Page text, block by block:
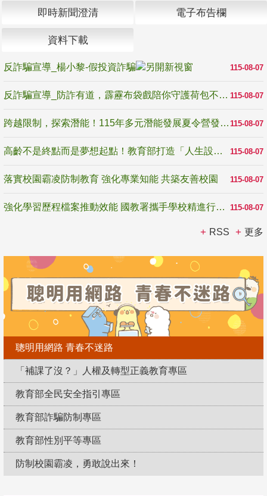
即時新聞澄清 電子布告欄
資料下載
115-08-07
反詐騙宣導_楊小黎-假投資詐騙
115-08-07
反詐騙宣導_防詐有道，霹靂布袋戲陪你守護荷包不受騙
115-08-07
跨越限制，探索潛能！115年多元潛能發展夏令營發掘生命無限可能
115-08-07
高齡不是終點而是夢想起點！教育部打造「人生設計夢工場」 參展第3屆高齡健康產業博覽會
115-08-07
落實校園霸凌防制教育 強化專業知能 共築友善校園
115-08-07
強化學習歷程檔案推動效能 國教署攜手學校精進行政與教學支持
RSS 更多
聰明用網路 青春不迷路
「補課了沒？」人權及轉型正義教育專區
教育部全民安全指引專區
教育部詐騙防制專區
教育部性別平等專區
防制校園霸凌，勇敢說出來！